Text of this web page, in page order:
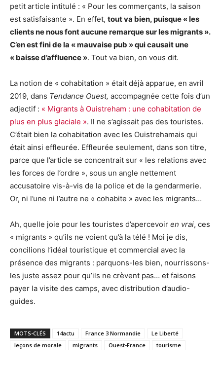
petit article intitulé : « Pour les commerçants, la saison
est satisfaisante ». En effet, tout va bien, puisque « les
clients ne nous font aucune remarque sur les migrants ».
C’en est fini de la « mauvaise pub » qui causait une
« baisse d’affluence ». Tout va bien, on vous dit.
La notion de « cohabitation » était déjà apparue, en avril
2019, dans Tendance Ouest, accompagnée cette fois d’un
adjectif : « Migrants à Ouistreham : une cohabitation de
plus en plus glaciale ». Il ne s’agissait pas des touristes.
C’était bien la cohabitation avec les Ouistrehamais qui
était ainsi effleurée. Effleurée seulement, dans son titre,
parce que l’article se concentrait sur « les relations avec
les forces de l’ordre », sous un angle nettement
accusatoire vis-à-vis de la police et de la gendarmerie.
Or, ni l’une ni l’autre ne « cohabite » avec les migrants…
Ah, quelle joie pour les touristes d’apercevoir en vrai, ces
« migrants » qu’ils ne voient qu’à la télé ! Moi je dis,
concilions l’idéal touristique et commercial avec la
présence des migrants : parquons-les bien, nourrissons-
les juste assez pour qu’ils ne crèvent pas… et faisons
payer la visite des camps, avec distribution d’audio-
guides.
MOTS-CLÉS 14actu France 3 Normandie
Le Liberté
leçons de morale
migrants Ouest-France tourisme